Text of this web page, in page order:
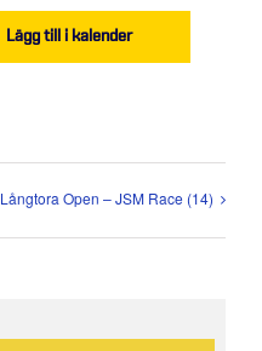
Lägg till i kalender
Långtora Open – JSM Race (14)